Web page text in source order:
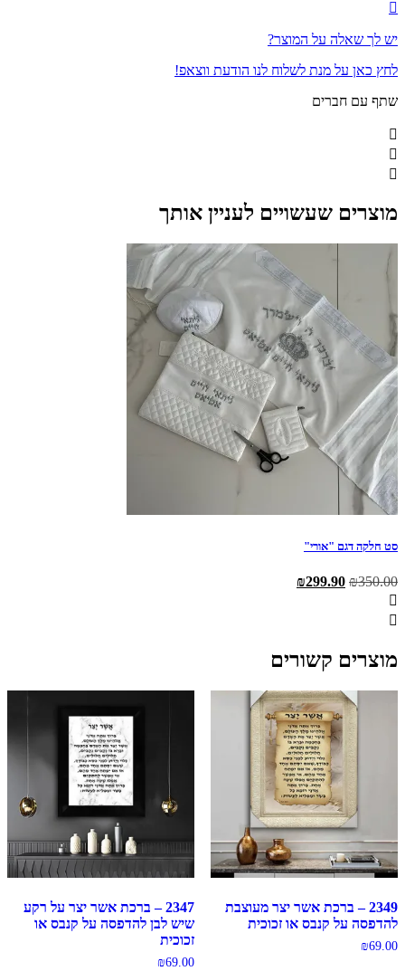
יש לך שאלה על המוצר?
לחץ כאן על מנת לשלוח לנו הודעת ווצאפ!
שתף עם חברים
מוצרים שעשויים לעניין אותך
סט חלקה דגם "אורי"
₪350.00
המחיר ₪299.90
מוצרים קשורים
2349 – ברכת אשר יצר מעוצבת
להדפסה על קנבס או זכוכית
₪69.00
2347 – ברכת אשר יצר על רקע
שיש לבן להדפסה על קנבס או
זכוכית
₪69.00